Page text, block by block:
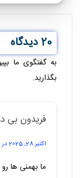
خصوصیات زن
آیا می‌خواهید
متولد شهریور را
20 دیدگاه
به گفتگوی ما